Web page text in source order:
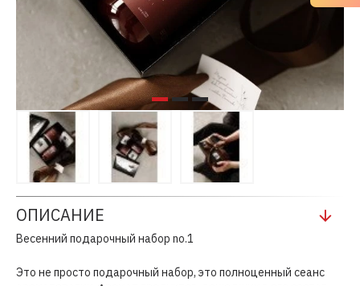
ОПИСАНИЕ
Весенний подарочный набор no.1
Это не просто подарочный набор, это полноценный сеанс